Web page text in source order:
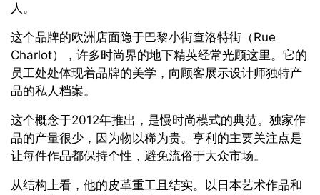
人。
这个品牌的欧洲店面隐于巴黎小街查洛特街（Rue
Charlot），许多时尚界的地下精英经常光顾这里。它的
员工处处体现着品牌的美学，向顾客展示设计师独特产
品的私人档案。
这个概念于2012年推出，是慢时尚模式的典范。独家作
品的产量很少，因为物以稀为贵。亨利的主要关注点是
让每件作品都保持个性，避免流俗于大众市场。
从结构上看，他的皮革重工且结实。以日本艺术作品和